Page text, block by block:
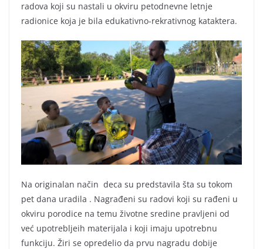
radova koji su nastali u okviru petodnevne letnje
radionice koja je bila edukativno-rekrativnog kataktera.
Na originalan način deca su predstavila šta su tokom
pet dana uradila . Nagrađeni su radovi koji su rađeni u
okviru porodice na temu životne sredine pravljeni od
već upotrebljeih materijala i koji imaju upotrebnu
funkciju. Žiri se opredelio da prvu nagradu dobije